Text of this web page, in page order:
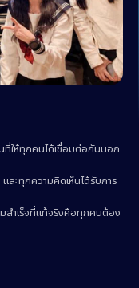
ที่ให้ทุกคนได้เชื่อมต่อกันนอก
ะทุกความคิดเห็นได้รับการ
มสำเร็จที่แท้จริงคือทุกคนต้อง